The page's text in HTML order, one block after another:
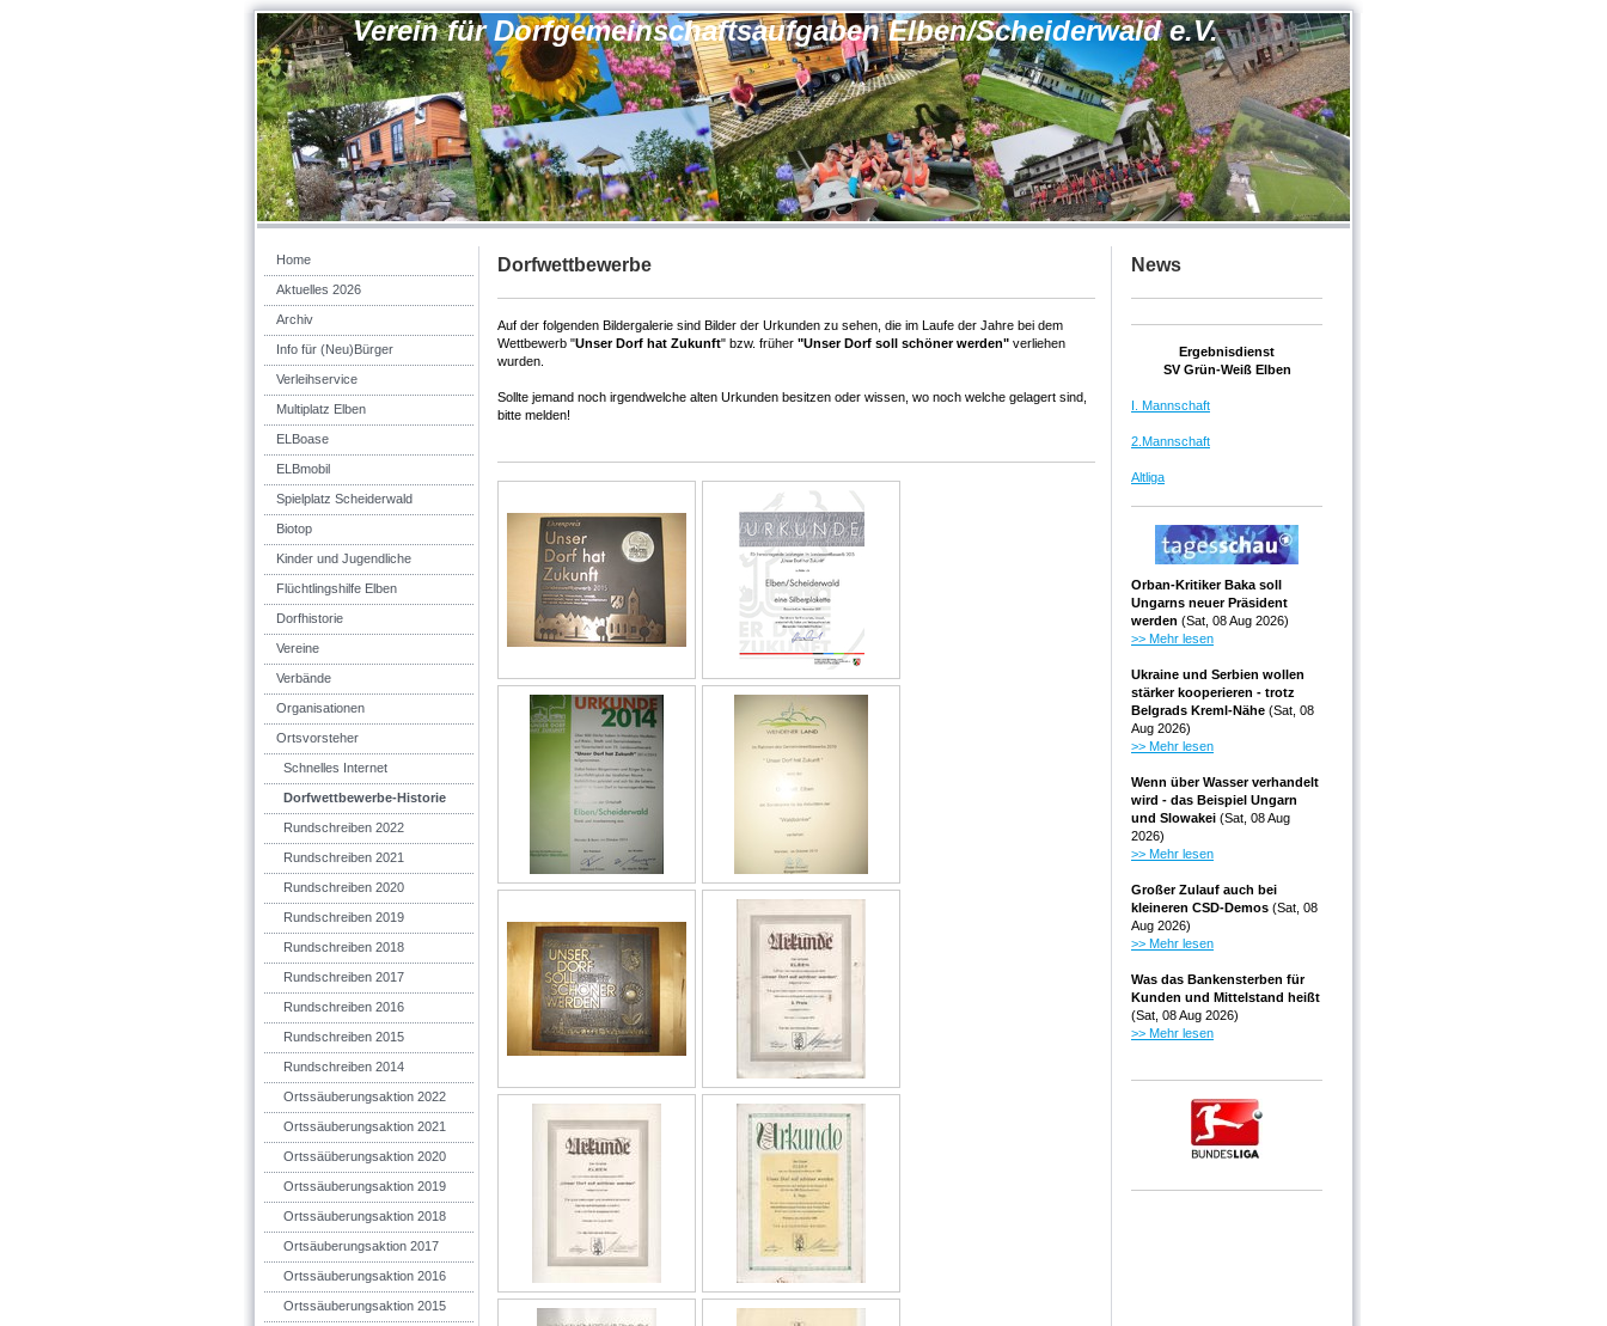
Verein für Dorfgemeinschaftsaufgaben Elben/Scheiderwald e.V.
Home
Aktuelles 2026
Archiv
Info für (Neu)Bürger
Verleihservice
Multiplatz Elben
ELBoase
ELBmobil
Spielplatz Scheiderwald
Biotop
Kinder und Jugendliche
Flüchtlingshilfe Elben
Dorfhistorie
Vereine
Verbände
Organisationen
Ortsvorsteher
Schnelles Internet
Dorfwettbewerbe-Historie
Rundschreiben 2022
Rundschreiben 2021
Rundschreiben 2020
Rundschreiben 2019
Rundschreiben 2018
Rundschreiben 2017
Rundschreiben 2016
Rundschreiben 2015
Rundschreiben 2014
Ortssäuberungsaktion 2022
Ortssäuberungsaktion 2021
Ortssäüberungsaktion 2020
Ortssäuberungsaktion 2019
Ortssäuberungsaktion 2018
Ortsäuberungsaktion 2017
Ortssäuberungsaktion 2016
Ortssäuberungsaktion 2015
Dorfwettbewerbe
Auf der folgenden Bildergalerie sind Bilder der Urkunden zu sehen, die im Laufe der Jahre bei dem
Wettbewerb "Unser Dorf hat Zukunft" bzw. früher "Unser Dorf soll schöner werden" verliehen
wurden.
Sollte jemand noch irgendwelche alten Urkunden besitzen oder wissen, wo noch welche gelagert sind,
bitte melden!
News
Ergebnisdienst
SV Grün-Weiß Elben
I. Mannschaft
2.Mannschaft
Altliga
Orban-Kritiker Baka soll
Ungarns neuer Präsident
werden (Sat, 08 Aug 2026)
>> Mehr lesen
Ukraine und Serbien wollen
stärker kooperieren - trotz
Belgrads Kreml-Nähe (Sat, 08
Aug 2026)
>> Mehr lesen
Wenn über Wasser verhandelt
wird - das Beispiel Ungarn
und Slowakei (Sat, 08 Aug
2026)
>> Mehr lesen
Großer Zulauf auch bei
kleineren CSD-Demos (Sat, 08
Aug 2026)
>> Mehr lesen
Was das Bankensterben für
Kunden und Mittelstand heißt
(Sat, 08 Aug 2026)
>> Mehr lesen